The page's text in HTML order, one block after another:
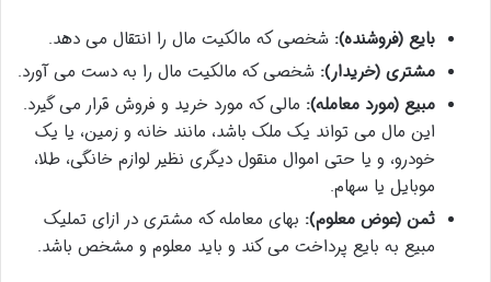
بایع (فروشنده): شخصی که مالکیت مال را انتقال می دهد.
مشتری (خریدار): شخصی که مالکیت مال را به دست می آورد.
مبیع (مورد معامله): مالی که مورد خرید و فروش قرار می گیرد.
این مال می تواند یک ملک باشد، مانند خانه و زمین، یا یک
خودرو، و یا حتی اموال منقول دیگری نظیر لوازم خانگی، طلا،
موبایل یا سهام.
ثمن (عوض معلوم): بهای معامله که مشتری در ازای تملیک
مبیع به بایع پرداخت می کند و باید معلوم و مشخص باشد.